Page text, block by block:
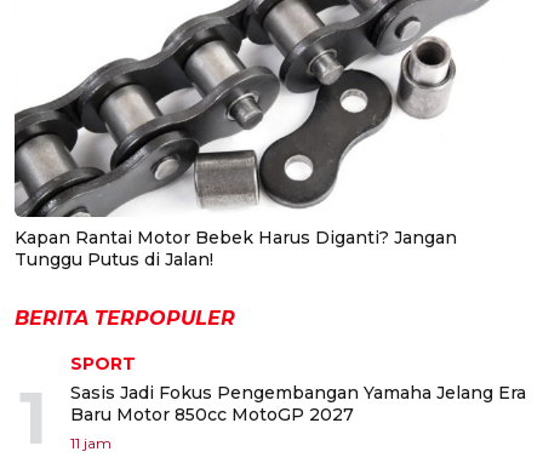
Kapan Rantai Motor Bebek Harus Diganti? Jangan
Tunggu Putus di Jalan!
BERITA TERPOPULER
1
SPORT
Sasis Jadi Fokus Pengembangan Yamaha Jelang Era
Baru Motor 850cc MotoGP 2027
11 jam